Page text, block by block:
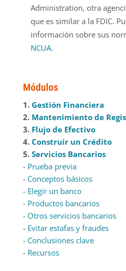
Administration, otra
que es similar a la FDIC.
información sobre sus
NCUA.
Módulos
1. Gestión Financiera
2. Mantenimiento de
3. Flujo de Efectivo
4. Construir un Crédito
5. Servicios Bancarios
- Prueba previa
- Conceptos básicos
- Elegir un banco
- Productos bancarios
- Otros servicios bancarios
- Evitar estafas y fraudes
- Conclusiones clave
- Recursos